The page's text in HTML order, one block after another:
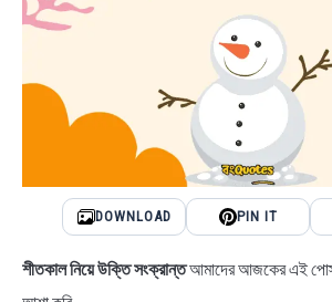
DOWNLOAD PIN IT
শীতকাল নিয়ে উক্তিসংক্রান্তআমাদের আজকের এই